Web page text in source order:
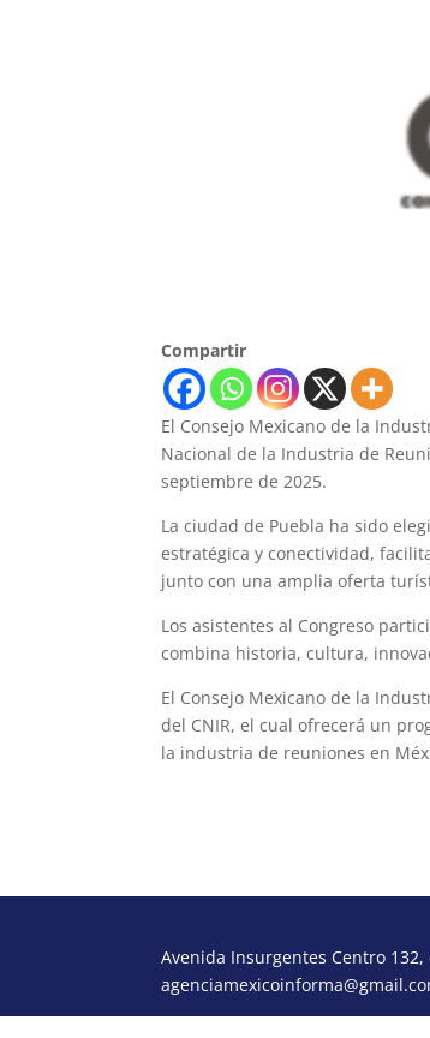
Compartir
El Consejo Mexicano de la
Nacional de la Industria de
septiembre de 2025.
La ciudad de Puebla ha sido
estratégica y conectividad,
junto con una amplia oferta
Los asistentes al Congreso
combina historia, cultura,
El Consejo Mexicano de la
del CNIR, el cual ofrecerá un
la industria de reuniones en
Avenida Insurgentes Centro